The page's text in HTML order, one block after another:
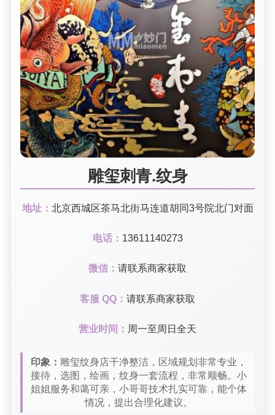
雕玺刺青.纹身
地址： 北京西城区茶马北街马连道胡同3号院北门对面
电话： 13611140273
微信： 请联系商家获取
客服 QQ： 请联系商家获取
营业时间： 周一至周日全天
印象： 雕玺纹身店干净整洁，区域规划非常专业，
接待，选图，绘画，纹身一套流程，非常顺畅。小
姐姐服务和蔼可亲，小哥哥技术扎实可靠，能个体
情况，提出合理化建议。